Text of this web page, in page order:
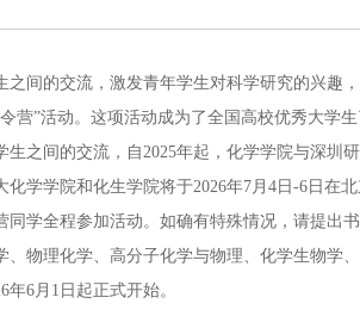
之间的交流，激发青年学生对科学研究的兴趣
营”活动。这项活动成为了全国高校优秀大学
生之间的交流，自2025年起，化学学院与深
化学学院和化生学院将于2026年7月4日-6日在
同学全程参加活动。如确有特殊情况，请提出
、物理化学、高分子化学与物理、化学生物学
年6月1日起正式开始。